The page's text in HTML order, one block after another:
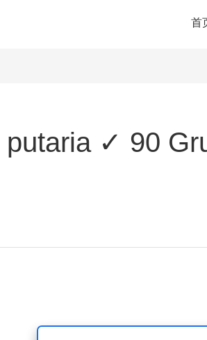
首
putaria ✓ 90